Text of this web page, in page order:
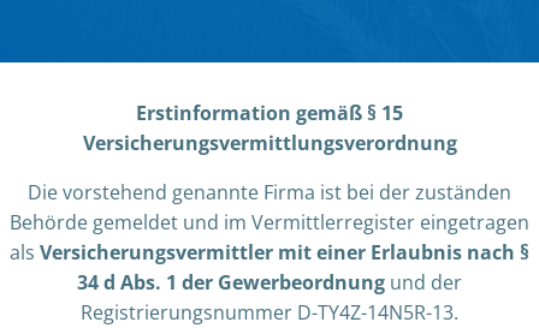
Erstinformation gemäß § 15
Versicherungsvermittlungsverordnung
Die vorstehend genannte Firma ist bei der zuständen
Behörde gemeldet und im Vermittlerregister eingetragen
als Versicherungsvermittler mit einer Erlaubnis nach §
34 d Abs. 1 der Gewerbeordnung und der
Registrierungsnummer D-TY4Z-14N5R-13.